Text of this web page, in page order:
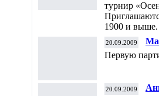
турнир
1900 и выше.
20.09.2009
Первую
20.09.2009